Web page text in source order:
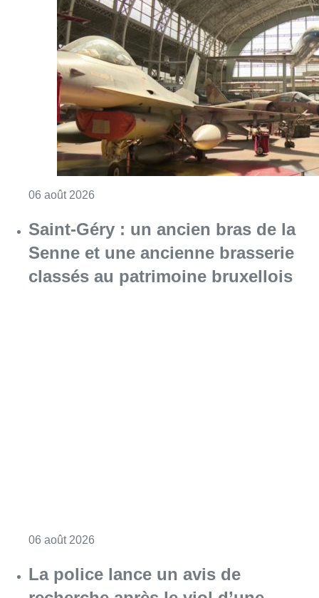
06 août 2026
Saint-Géry : un ancien bras de la
Senne et une ancienne brasserie
classés au patrimoine bruxellois
06 août 2026
La police lance un avis de